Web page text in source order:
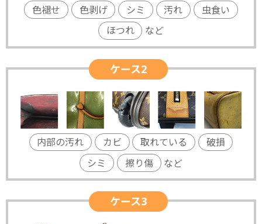
色褪せ 色剥げ シミ 汚れ
虫食い
ほつれ
など
ケース2
内部の汚れ カビ 取れている
破損
シミ
擦り傷 など
ケース3